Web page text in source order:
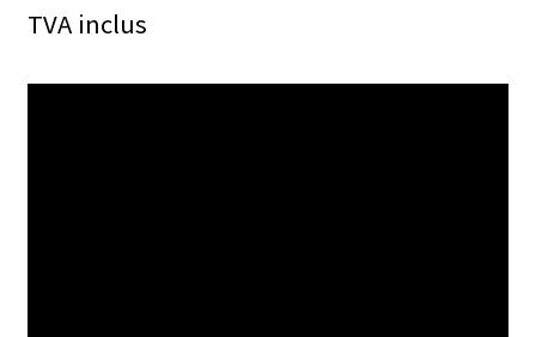
TVA inclus